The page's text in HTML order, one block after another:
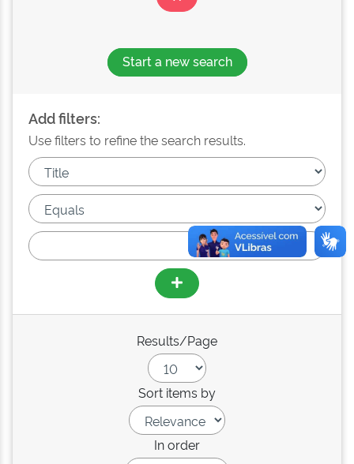
Start a new search
Add filters:
Use filters to refine the search results.
Results/Page
Sort items by
In order